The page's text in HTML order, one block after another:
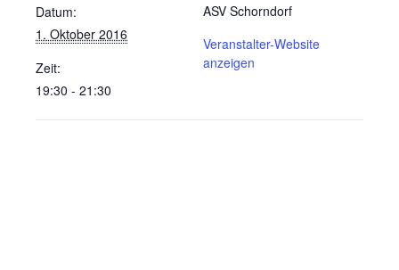
Datum:
1. Oktober 2016
Zeit:
19:30 - 21:30
ASV Schorndorf
Veranstalter-Website
anzeigen